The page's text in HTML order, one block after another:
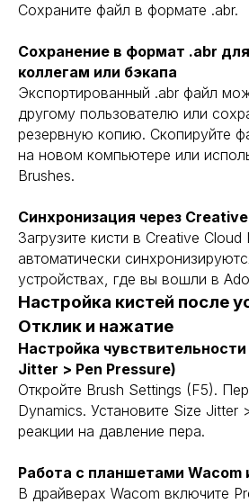
Сохраните файл в формате .abr.
Сохранение в формат .abr
коллегам или бэкапа
Экспортированный .abr файл
другому пользователю или
резервную копию. Скопируйте
на новом компьютере или
Brushes.
Синхронизация через
Загрузите кисти в Creative
автоматически
устройствах, где вы вошли в
Настройка кистей после
Отклик и нажатие
Настройка
Jitter > Pen Pressure)
Откройте Brush Settings (F5).
Dynamics. Установите Size Jitter
реакции на давление пера.
Работа с планшетами Wacom
В драйверах Wacom включите